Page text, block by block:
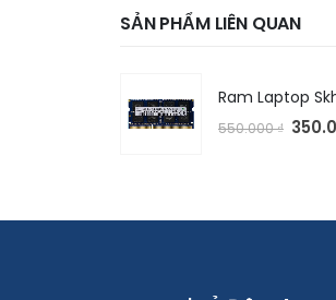
SẢN PHẨM LIÊN QUAN
550.000₫